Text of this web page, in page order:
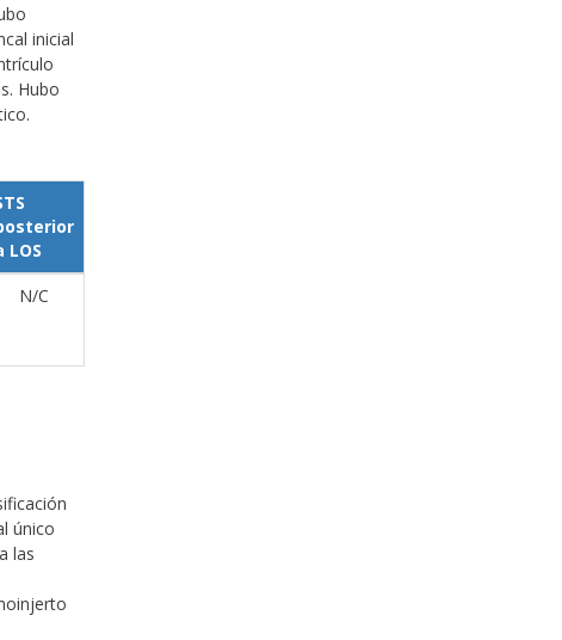
inicial
Hubo
LOS
N/C
único
las